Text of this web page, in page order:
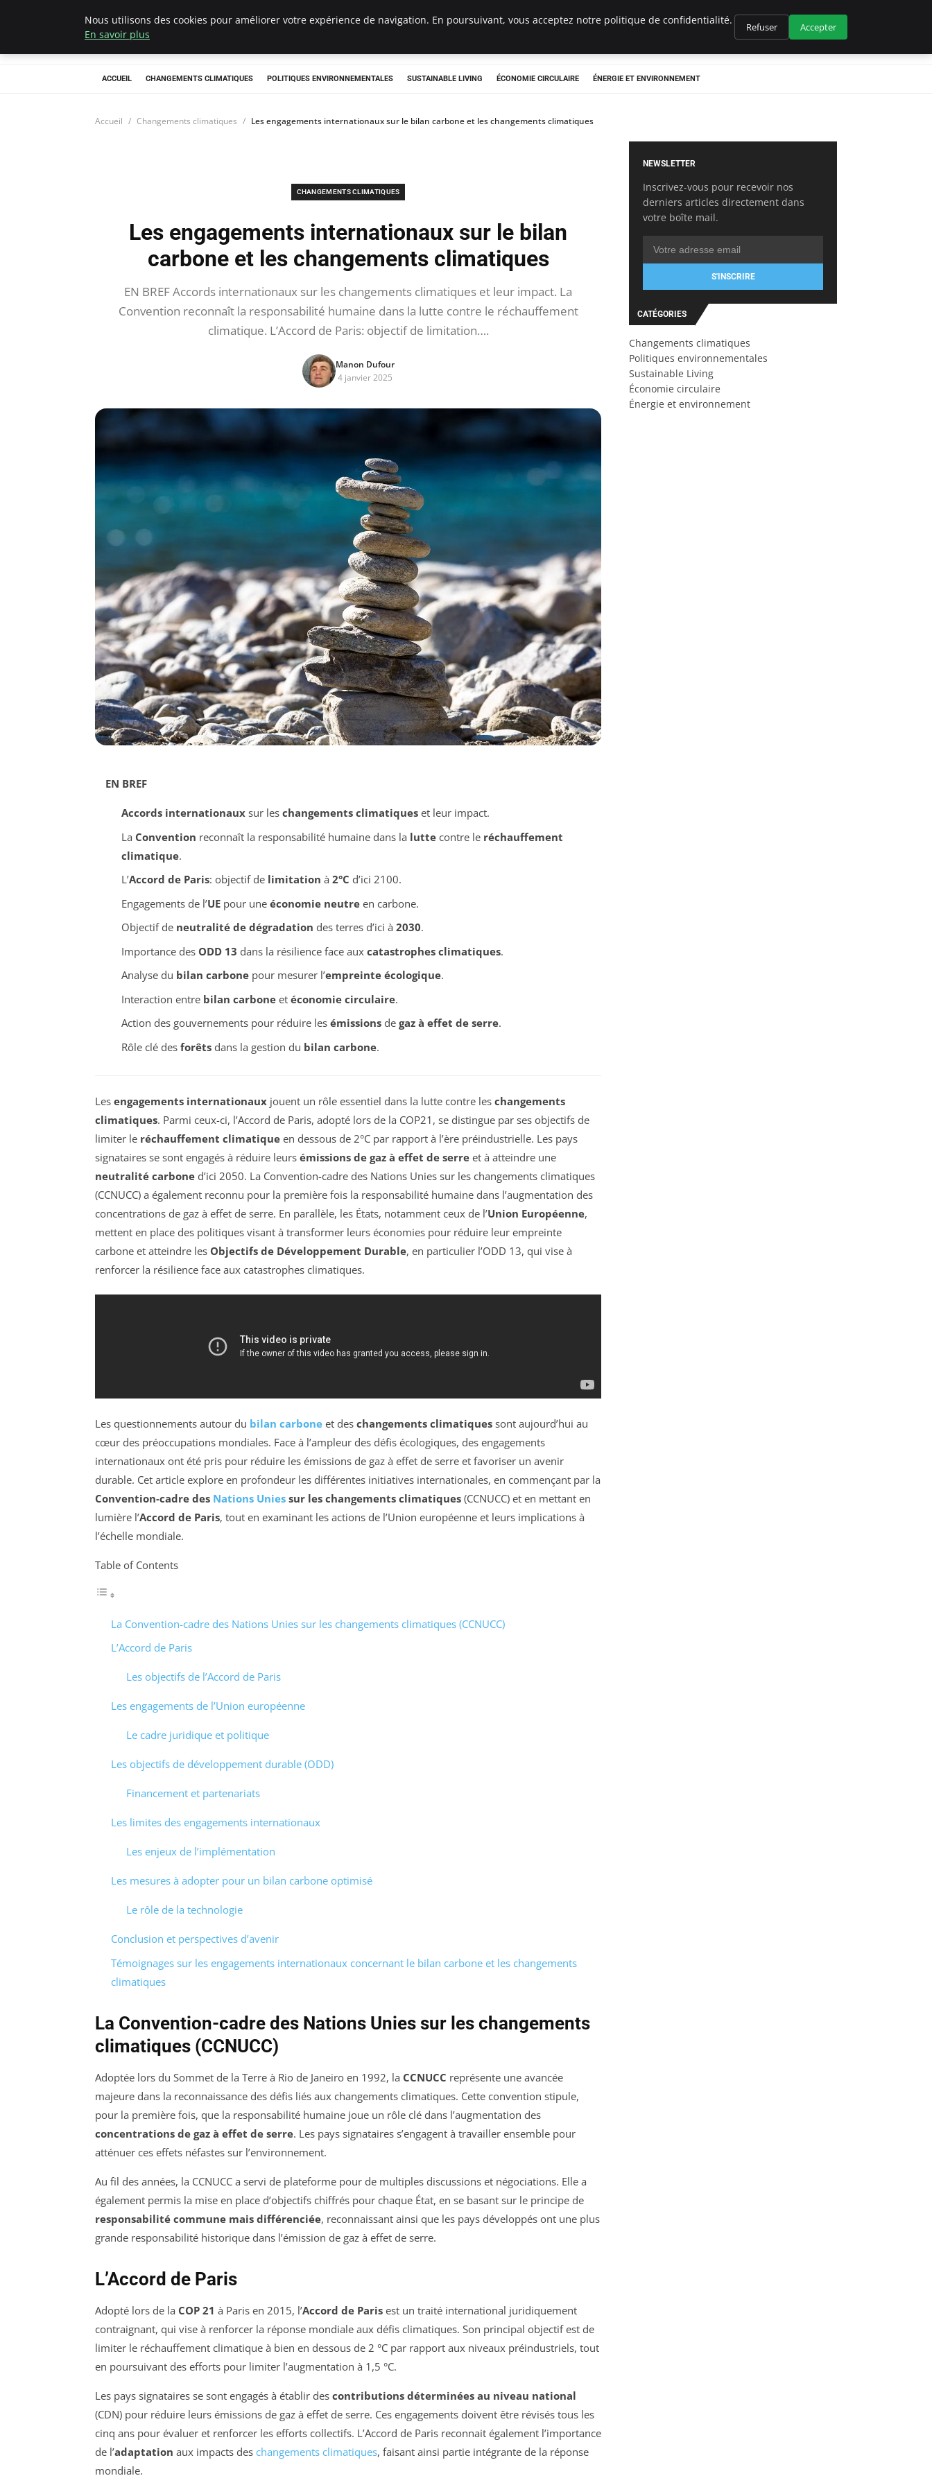
Climategatecountryclub.com
ACCUEIL CHANGEMENTS CLIMATIQUES POLITIQUES ENVIRONNEMENTALES SUSTAINABLE LIVING ÉCONOMIE CIRCULAIRE ÉNERGIE ET ENVIRONNEMENT
Accueil Changements climatiques Les engagements internationaux sur le bilan carbone et les changements climatiques
CHANGEMENTS CLIMATIQUES
Les engagements internationaux sur le bilan
carbone et les changements climatiques
EN BREF Accords internationaux sur les changements climatiques et leur impact. La
Convention reconnaît la responsabilité humaine dans la lutte contre le réchauffement
climatique. L’Accord de Paris: objectif de limitation….
Manon Dufour
4 janvier 2025
EN BREF
Accords internationauxsur les changements climatiqueset leur impact.
La Convention reconnaît la responsabilité humaine dans la luttecontre le réchauffement
climatique.
L’Accord de Paris: objectif de limitation à 2°C d’ici 2100.
Engagements de l’UEpour une économie neutreen carbone.
Objectif de neutralité de dégradation des terres d’ici à 2030.
Importance des ODD 13 dans la résilience face aux catastrophes climatiques.
Analyse du bilan carbonepour mesurer l’empreinte écologique.
Interaction entre bilan carboneet économie circulaire.
Action des gouvernements pour réduire les émissionsde gaz à effet de serre.
Rôle clé des forêtsdans la gestion du bilan carbone.
Les engagements internationaux jouent un rôle essentiel dans la lutte contre les changements
climatiques. Parmi ceux-ci, l’Accord de Paris, adopté lors de la COP21, se distingue par ses objectifs de
limiter le réchauffement climatique en dessous de 2°C par rapport à l’ère préindustrielle. Les pays
signataires se sont engagés à réduire leurs émissions de gaz à effet de serre et à atteindre une
neutralité carbone d’ici 2050. La Convention-cadre des Nations Unies sur les changements climatiques
(CCNUCC) a également reconnu pour la première fois la responsabilité humaine dans l’augmentation des
concentrations de gaz à effet de serre. En parallèle, les États, notamment ceux de l’Union Européenne,
mettent en place des politiques visant à transformer leurs économies pour réduire leur empreinte
carbone et atteindre les Objectifs de Développement Durable, en particulier l’ODD 13, qui vise à
renforcer la résilience face aux catastrophes climatiques.
Les questionnements autour du bilan carbone et des changements climatiques sont aujourd’hui au
cœur des préoccupations mondiales. Face à l’ampleur des défis écologiques, des engagements
internationaux ont été pris pour réduire les émissions de gaz à effet de serre et favoriser un avenir
durable. Cet article explore en profondeur les différentes initiatives internationales, en commençant par la
Convention-cadre des Nations Unies sur les changements climatiques (CCNUCC) et en mettant en
lumière l’Accord de Paris, tout en examinant les actions de l’Union européenne et leurs implications à
l’échelle mondiale.
Table of Contents
La Convention-cadre des Nations Unies sur les changements climatiques (CCNUCC)
L’Accord de Paris
Les objectifs de l’Accord de Paris
Les engagements de l’Union européenne
Le cadre juridique et politique
Les objectifs de développement durable (ODD)
Financement et partenariats
Les limites des engagements internationaux
Les enjeux de l’implémentation
Les mesures à adopter pour un bilan carbone optimisé
Le rôle de la technologie
Conclusion et perspectives d’avenir
Témoignages sur les engagements internationaux concernant le bilan carbone et les changements
climatiques
La Convention-cadre des Nations Unies sur les changements
climatiques (CCNUCC)
Adoptée lors du Sommet de la Terre à Rio de Janeiro en 1992, la CCNUCC représente une avancée
majeure dans la reconnaissance des défis liés aux changements climatiques. Cette convention stipule,
pour la première fois, que la responsabilité humaine joue un rôle clé dans l’augmentation des
concentrations de gaz à effet de serre. Les pays signataires s’engagent à travailler ensemble pour
atténuer ces effets néfastes sur l’environnement.
Au fil des années, la CCNUCC a servi de plateforme pour de multiples discussions et négociations. Elle a
également permis la mise en place d’objectifs chiffrés pour chaque État, en se basant sur le principe de
responsabilité commune mais différenciée, reconnaissant ainsi que les pays développés ont une plus
grande responsabilité historique dans l’émission de gaz à effet de serre.
L’Accord de Paris
Adopté lors de la COP 21 à Paris en 2015, l’Accord de Paris est un traité international juridiquement
contraignant, qui vise à renforcer la réponse mondiale aux défis climatiques. Son principal objectif est de
limiter le réchauffement climatique à bien en dessous de 2 °C par rapport aux niveaux préindustriels, tout
en poursuivant des efforts pour limiter l’augmentation à 1,5 °C.
Les pays signataires se sont engagés à établir des contributions déterminées au niveau national
(CDN) pour réduire leurs émissions de gaz à effet de serre. Ces engagements doivent être révisés tous les
cinq ans pour évaluer et renforcer les efforts collectifs. L’Accord de Paris reconnait également l’importance
de l’adaptation aux impacts des changements climatiques, faisant ainsi partie intégrante de la réponse
mondiale.
NEWSLETTER
Inscrivez-vous pour recevoir nos
derniers articles directement dans
votre boîte mail.
S'INSCRIRE
CATÉGORIES
Changements climatiques
Politiques environnementales
Sustainable Living
Économie circulaire
Énergie et environnement
Nous utilisons des cookies pour améliorer votre expérience de navigation. En poursuivant, vous acceptez notre politique de confidentialité.
En savoir plus
Refuser Accepter